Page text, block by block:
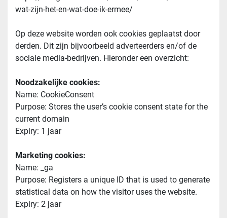
wat-zijn-het-en-wat-doe-ik-ermee/
Op deze website worden ook cookies geplaatst door
derden. Dit zijn bijvoorbeeld adverteerders en/of de
sociale media-bedrijven. Hieronder een overzicht:
Noodzakelijke cookies:
Name: CookieConsent
Purpose: Stores the user’s cookie consent state for the
current domain
Expiry: 1 jaar
Marketing cookies:
Name: _ga
Purpose: Registers a unique ID that is used to generate
statistical data on how the visitor uses the website.
Expiry: 2 jaar